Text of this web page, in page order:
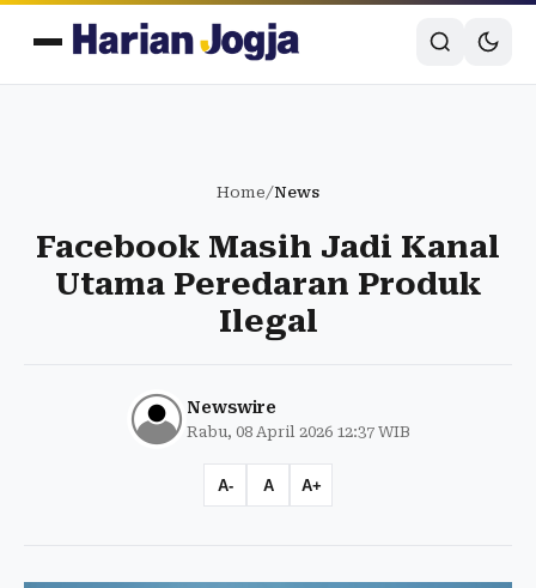
Home/News
Facebook Masih Jadi Kanal
Utama Peredaran Produk
Ilegal
Newswire
Rabu, 08 April 2026 12:37 WIB
A- A A+